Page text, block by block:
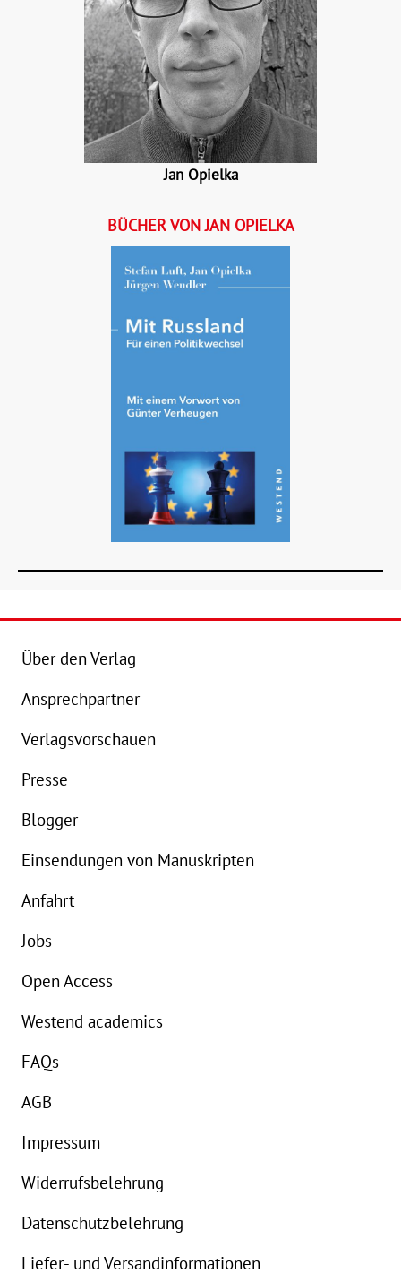
Buch: 28,00 €
eBook: 21,99 €
Jan Opielka
BÜCHER VON JAN OPIELKA
Über den Verlag
Ansprechpartner
Verlagsvorschauen
Presse
Blogger
Einsendungen von Manuskripten
Anfahrt
Jobs
Open Access
Westend academics
FAQs
AGB
Impressum
Widerrufsbelehrung
Datenschutzbelehrung
Liefer- und Versandinformationen